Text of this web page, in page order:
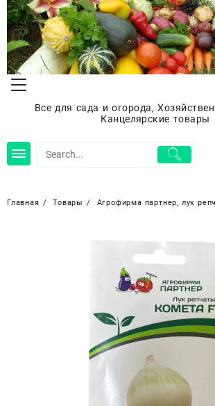
Перейти
содержимому
Все для сада и огорода,
Канцелярские товары
Главная Товары Агрофирма партнер, лук